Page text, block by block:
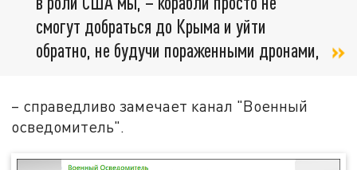
смогут добраться до Крыма и уйти
обратно, не будучи пораженными дронами,
– справедливо замечает канал "Военный
осведомитель".